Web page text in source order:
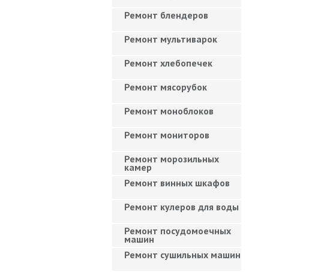
Ремонт блендеров
Ремонт мультиварок
Ремонт хлебопечек
Ремонт мясорубок
Ремонт моноблоков
Ремонт мониторов
Ремонт морозильных
камер
Ремонт винных шкафов
Ремонт кулеров для воды
Ремонт посудомоечных
машин
Ремонт сушильных машин